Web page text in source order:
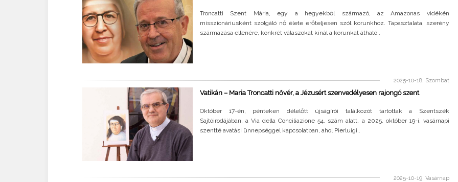
Troncatti Szent Mária, egy a hegyekből származó, az Amazonas vidékén
misszionáriusként szolgáló nő élete erőteljesen szól korunkhoz. Tapasztalata, szerény
származása ellenére, konkrét válaszokat kínál a korunkat átható..
2025-10-18, Szombat
Vatikán – Maria Troncatti nővér, a Jézusért szenvedélyesen rajongó szent
Október 17-én, pénteken délelőtt újságírói találkozót tartottak a Szentszék
Sajtóirodájában, a Via della Conciliazione 54. szám alatt, a 2025. október 19-i, vasárnapi
szentté avatási ünnepséggel kapcsolatban, ahol Pierluigi..
2025-10-19, Vasárnap